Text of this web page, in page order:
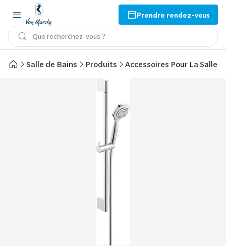
Prendre rendez-vous
Que recherchez-vous ?
Salle de Bains Produits Accessoires Pour La Salle